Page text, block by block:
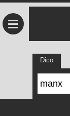
≡
Dico